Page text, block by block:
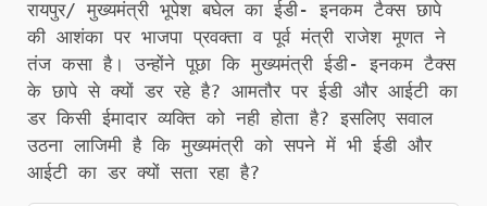
रायपुर/ मुख्यमंत्री भूपेश बघेल का ईडी- इनकम टैक्स छापे
की आशंका पर भाजपा प्रवक्ता व पूर्व मंत्री राजेश मूणत ने
तंज कसा है। उन्होंने पूछा कि मुख्यमंत्री ईडी- इनकम टैक्स
के छापे से क्यों डर रहे है? आमतौर पर ईडी और आईटी का
डर किसी ईमादार व्यक्ति को नही होता है? इसलिए सवाल
उठना लाजिमी है कि मुख्यमंत्री को सपने में भी ईडी और
आईटी का डर क्यों सता रहा है?